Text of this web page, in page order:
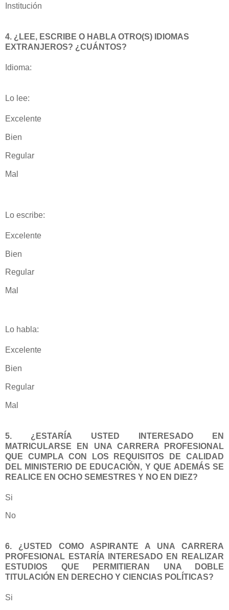
Institución
4. ¿LEE, ESCRIBE O HABLA OTRO(S) IDIOMAS
EXTRANJEROS? ¿CUÁNTOS?
Idioma:
Lo lee:
Excelente
Bien
Regular
Mal
Lo escribe:
Excelente
Bien
Regular
Mal
Lo habla:
Excelente
Bien
Regular
Mal
5. ¿ESTARÍA USTED INTERESADO EN
MATRICULARSE EN UNA CARRERA PROFESIONAL
QUE CUMPLA CON LOS REQUISITOS DE CALIDAD
DEL MINISTERIO DE EDUCACIÓN, Y QUE ADEMÁS SE
REALICE EN OCHO SEMESTRES Y NO EN DIEZ?
Si
No
6. ¿USTED COMO ASPIRANTE A UNA CARRERA
PROFESIONAL ESTARÍA INTERESADO EN REALIZAR
ESTUDIOS QUE PERMITIERAN UNA DOBLE
TITULACIÓN EN DERECHO Y CIENCIAS POLÍTICAS?
Si